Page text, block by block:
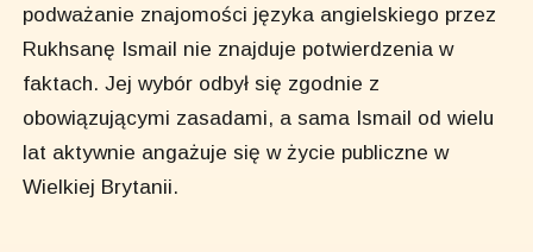
podważanie znajomości języka angielskiego przez
Rukhsanę Ismail nie znajduje potwierdzenia w
faktach. Jej wybór odbył się zgodnie z
obowiązującymi zasadami, a sama Ismail od wielu
lat aktywnie angażuje się w życie publiczne w
Wielkiej Brytanii.